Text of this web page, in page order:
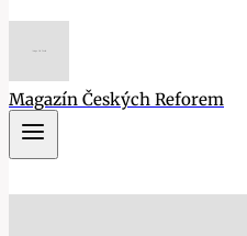
Magazín Českých Reforem